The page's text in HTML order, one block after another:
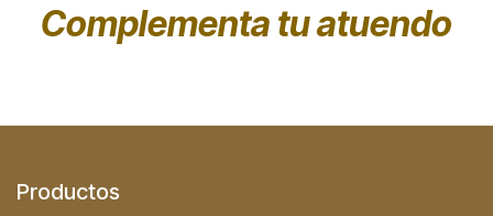
Complementa tu atuendo
Productos